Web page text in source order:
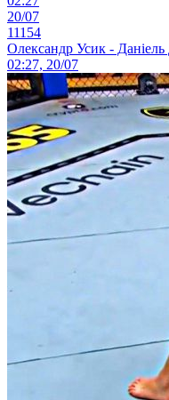
20/07
11154
Олександр Усик - Даніель
02:27, 20/07